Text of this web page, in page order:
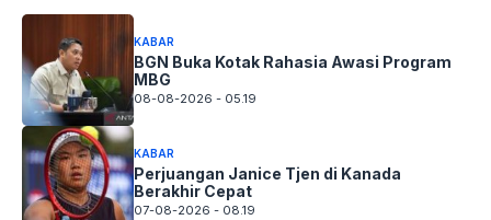
KABAR
BGN Buka Kotak Rahasia Awasi Program
MBG
08-08-2026 - 05.19
KABAR
Perjuangan Janice Tjen di Kanada
Berakhir Cepat
07-08-2026 - 08.19